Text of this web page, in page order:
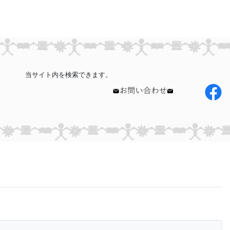
当サイト内を検索できます。